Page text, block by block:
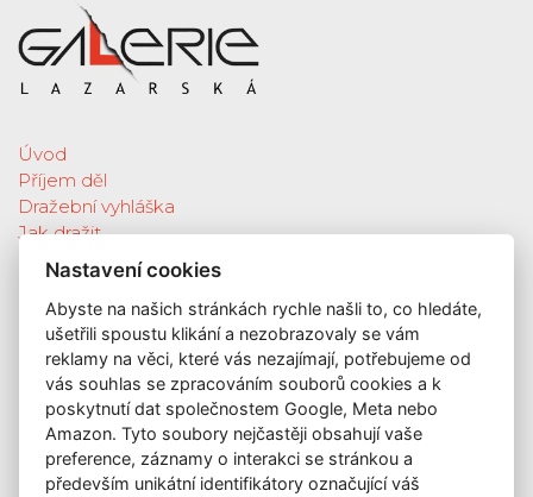
Úvod
Příjem děl
Dražební vyhláška
Jak dražit
Galerie
Katalog vydražených děl
O nás
GDPR
Kontakt
KONTAKT
GALERIE LAZARSKÁ
Lazarská 7
Nastavení cookies
Abyste na našich stránkách rychle našli to, co hledáte,
ušetřili spoustu klikání a nezobrazovaly se vám
reklamy na věci, které vás nezajímají, potřebujeme od
vás souhlas se zpracováním souborů cookies a k
poskytnutí dat společnostem Google, Meta nebo
Amazon. Tyto soubory nejčastěji obsahují vaše
preference, záznamy o interakci se stránkou a
především unikátní identifikátory označující váš